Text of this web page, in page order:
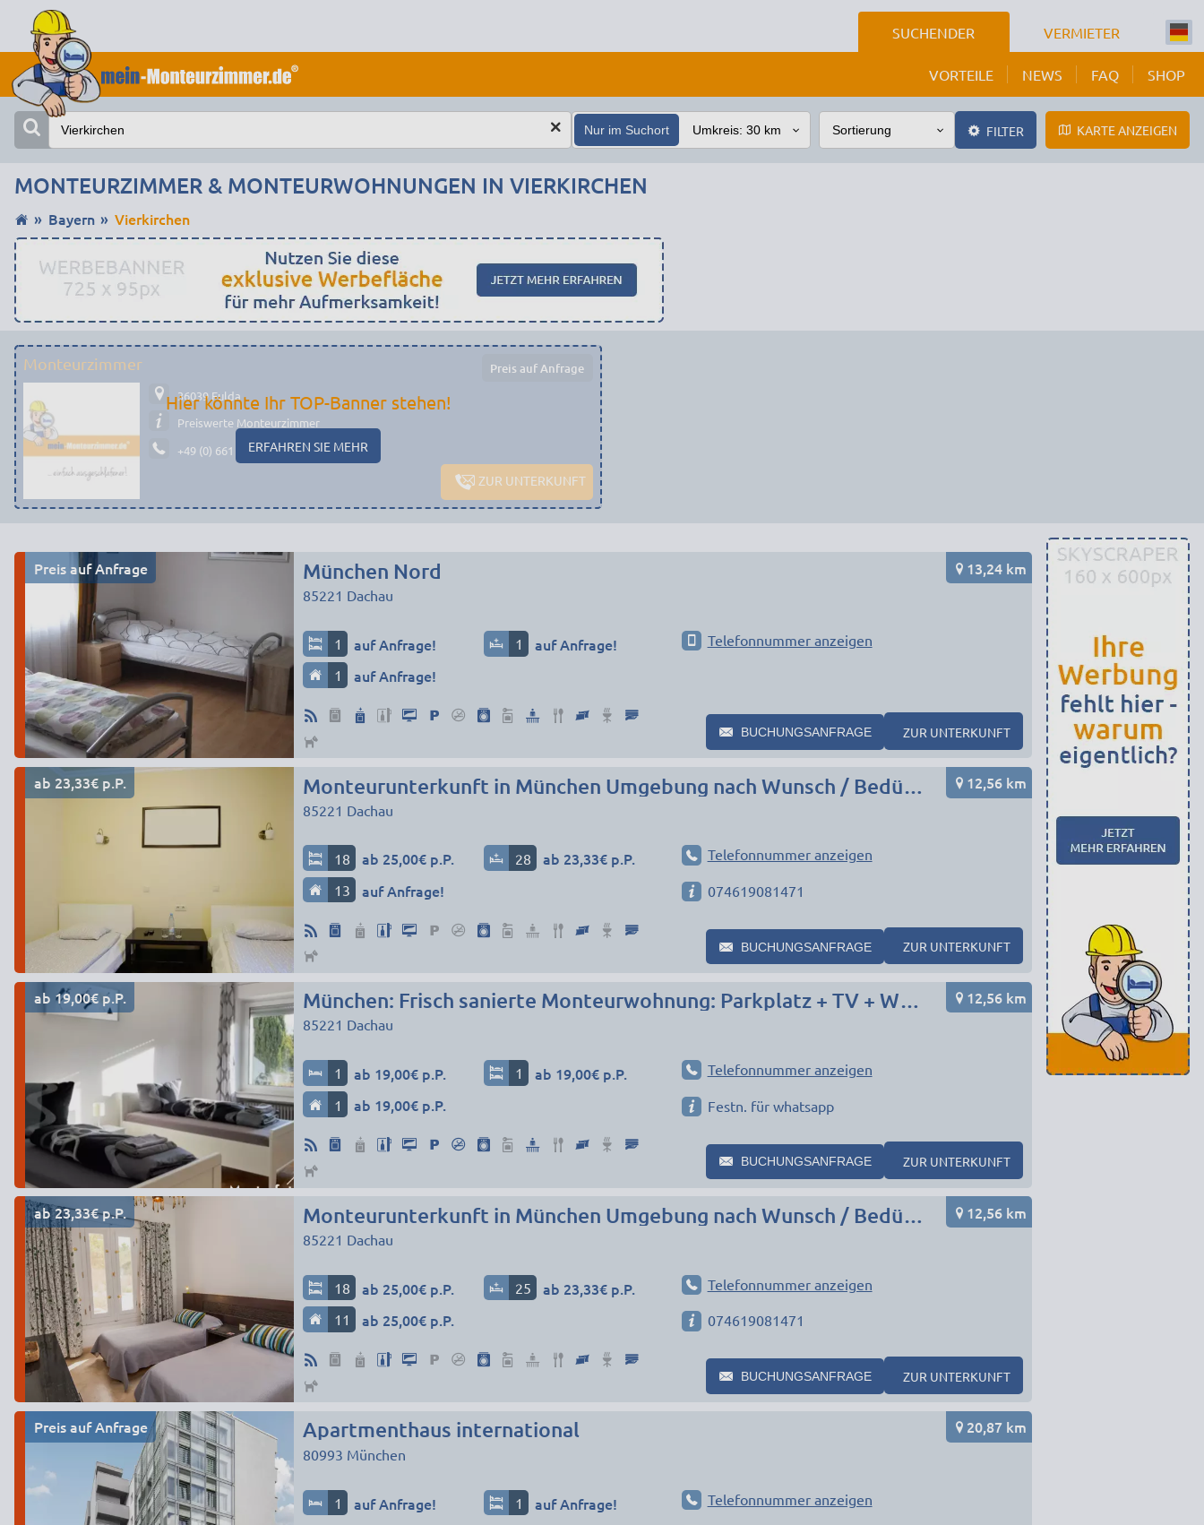
SUCHENDER VERMIETER
VORTEILE NEWS FAQ SHOP
Nur im Suchort FILTER KARTE ANZEIGEN
MONTEURZIMMER & MONTEURWOHNUNGEN IN VIERKIRCHEN
Bayern Vierkirchen
Monteurzimmer Preis auf Anfrage
36039 Fulda
Preiswerte Monteurzimmer
+49 (0) 661 - 29 19 14 19
ZUR UNTERKUNFT
Hier könnte Ihr TOP-Banner stehen!
ERFAHREN SIE MEHR
Preis auf Anfrage München Nord
85221 Dachau
13,24 km
1 auf Anfrage! 1 auf Anfrage!
1 auf Anfrage!
Telefonnummer anzeigen
BUCHUNGSANFRAGE ZUR UNTERKUNFT
ab 23,33€ p.P. Monteurunterkunft in München Umgebung nach Wunsch / Bedürfnis
85221 Dachau
12,56 km
18 ab 25,00€ p.P. 28 ab 23,33€ p.P.
13 auf Anfrage!
Telefonnummer anzeigen
074619081471
BUCHUNGSANFRAGE ZUR UNTERKUNFT
ab 19,00€ p.P. München: Frisch sanierte Monteurwohnung: Parkplatz + TV + WLAN + Vollausstattung
85221 Dachau
12,56 km
1 ab 19,00€ p.P. 1 ab 19,00€ p.P.
1 ab 19,00€ p.P.
Telefonnummer anzeigen
Festn. für whatsapp
BUCHUNGSANFRAGE ZUR UNTERKUNFT
ab 23,33€ p.P. Monteurunterkunft in München Umgebung nach Wunsch / Bedürfnis
85221 Dachau
12,56 km
18 ab 25,00€ p.P. 25 ab 23,33€ p.P.
11 ab 25,00€ p.P.
Telefonnummer anzeigen
074619081471
BUCHUNGSANFRAGE ZUR UNTERKUNFT
Preis auf Anfrage Apartmenthaus international
80993 München
20,87 km
1 auf Anfrage! 1 auf Anfrage! Telefonnummer anzeigen